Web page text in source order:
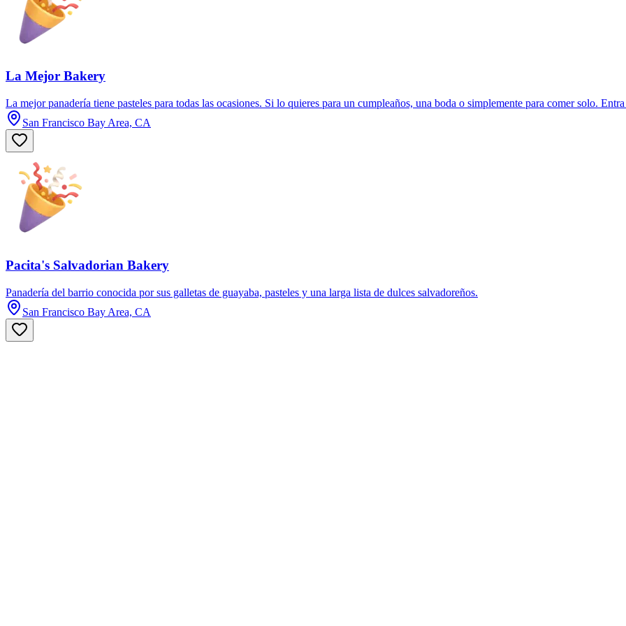
La Mejor Bakery
La mejor panadería tiene pasteles para todas las ocasiones. Si lo quieres para un cumpleaños, una boda o simplemente para comer solo.
San Francisco Bay Area, CA
Pacita's Salvadorian Bakery
Panadería del barrio conocida por sus galletas de guayaba, pasteles y una larga lista de dulces salvadoreños.
San Francisco Bay Area, CA